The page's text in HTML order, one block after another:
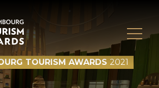
TOURISM AWARDS 2021